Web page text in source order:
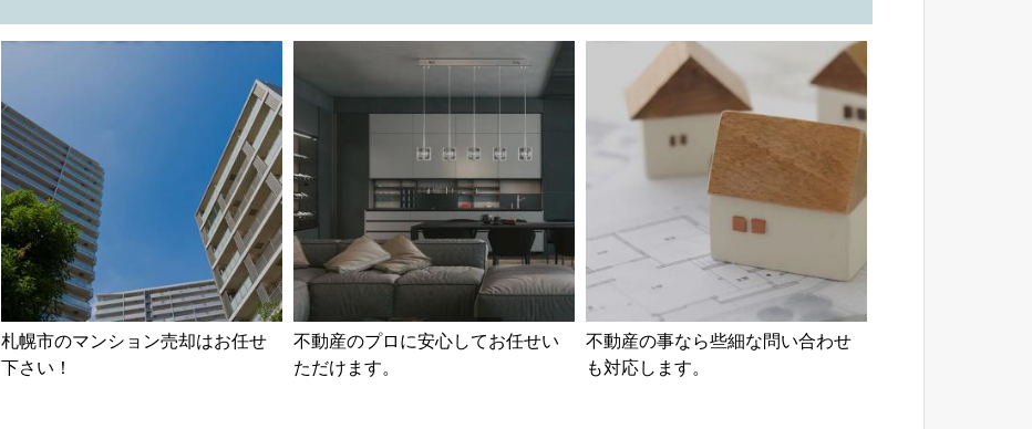
札幌市のマンション売却はお任せ
下さい！
不動産のプロに安心してお任せい
ただけます。
不動産の事なら些細な問い合わせ